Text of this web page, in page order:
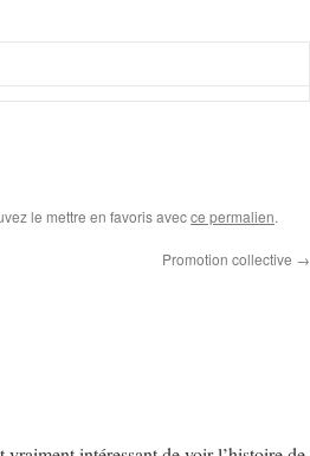
le mettre en favoris avecce permalien.
Promotion collective →